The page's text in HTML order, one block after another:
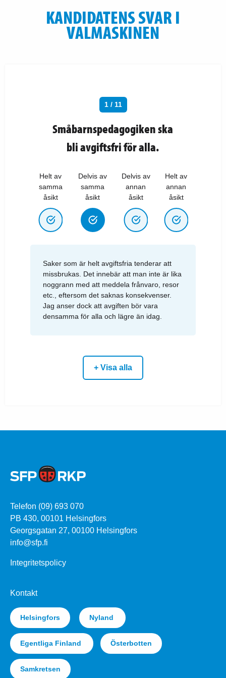
KANDIDATENS SVAR I
VALMASKINEN
1 / 11
Småbarnspedagogiken ska
bli avgiftsfri för alla.
Helt av
samma
åsikt
Delvis av
samma
åsikt
Delvis av
annan
åsikt
Helt av
annan
åsikt
Saker som är helt avgiftsfria tenderar att
missbrukas. Det innebär att man inte är lika
noggrann med att meddela frånvaro, resor
etc., eftersom det saknas konsekvenser.
Jag anser dock att avgiften bör vara
densamma för alla och lägre än idag.
+ Visa alla
Telefon (09) 693 070
PB 430, 00101 Helsingfors
Georgsgatan 27, 00100 Helsingfors
info@sfp.fi
Integritetspolicy
Kontakt
Helsingfors Nyland
Egentliga Finland Österbotten
Samkretsen